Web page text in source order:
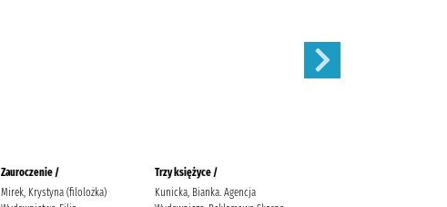
Zauroczenie /
Mirek, Krystyna (filolożka)
Trzy księżyce /
Kunicka, Bianka. Agencja